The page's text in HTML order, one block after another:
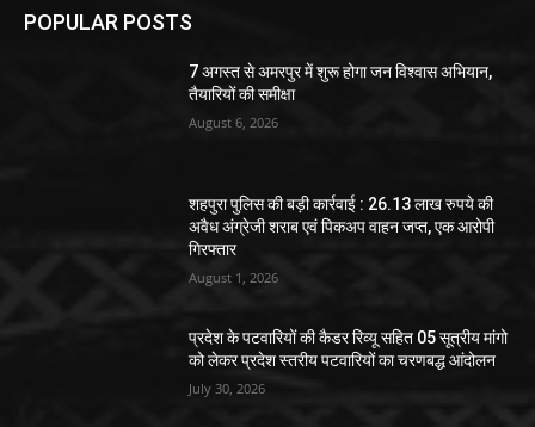
POPULAR POSTS
7 अगस्त से अमरपुर में शुरू होगा जन विश्वास अभियान,
तैयारियों की समीक्षा
August 6, 2026
शहपुरा पुलिस की बड़ी कार्रवाई : 26.13 लाख रुपये की
अवैध अंग्रेजी शराब एवं पिकअप वाहन जप्त, एक आरोपी
गिरफ्तार
August 1, 2026
प्रदेश के पटवारियों की कैडर रिव्यू सहित 05 सूत्रीय मांगो
को लेकर प्रदेश स्तरीय पटवारियों का चरणबद्ध आंदोलन
July 30, 2026